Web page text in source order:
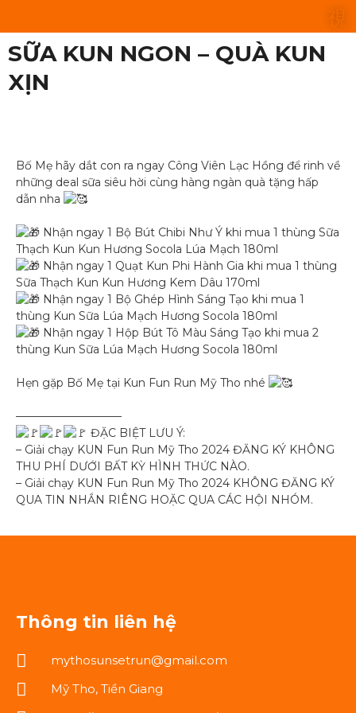
SỮA KUN NGON – QUÀ KUN
XỊN
Bố Mẹ hãy dắt con ra ngay Công Viên Lạc Hồng để rinh về
những deal sữa siêu hời cùng hàng ngàn quà tặng hấp
dẫn nha
Nhận ngay 1 Bộ Bút Chibi Như Ý khi mua 1 thùng Sữa
Thạch Kun Kun Hương Socola Lúa Mạch 180ml
Nhận ngay 1 Quạt Kun Phi Hành Gia khi mua 1 thùng
Sữa Thạch Kun Kun Hương Kem Dâu 170ml
Nhận ngay 1 Bộ Ghép Hình Sáng Tạo khi mua 1
thùng Kun Sữa Lúa Mạch Hương Socola 180ml
Nhận ngay 1 Hộp Bút Tô Màu Sáng Tạo khi mua 2
thùng Kun Sữa Lúa Mạch Hương Socola 180ml
Hẹn gặp Bố Mẹ tại Kun Fun Run Mỹ Tho nhé
—————————–
ĐẶC BIỆT LƯU Ý:
– Giải chạy KUN Fun Run Mỹ Tho 2024 ĐĂNG KÝ KHÔNG
THU PHÍ DƯỚI BẤT KỲ HÌNH THỨC NÀO.
– Giải chạy KUN Fun Run Mỹ Tho 2024 KHÔNG ĐĂNG KÝ
QUA TIN NHẮN RIÊNG HOẶC QUA CÁC HỘI NHÓM.
Thông tin liên hệ
mythosunsetrun@gmail.com
Mỹ Tho, Tiền Giang